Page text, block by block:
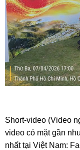
Short-video (Video
video có mặt gần
nhất tại Việt Nam: